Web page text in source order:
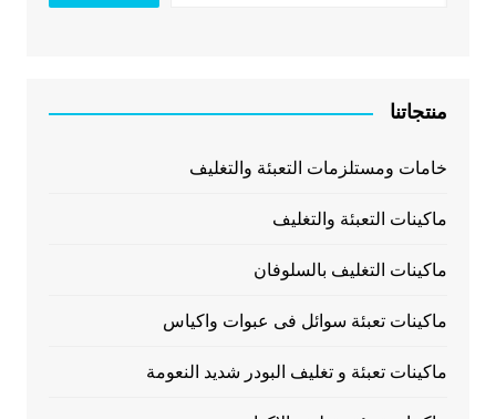
منتجاتنا
خامات ومستلزمات التعبئة والتغليف
ماكينات التعبئة والتغليف
ماكينات التغليف بالسلوفان
ماكينات تعبئة سوائل فى عبوات واكياس
ماكينات تعبئة و تغليف البودر شديد النعومة